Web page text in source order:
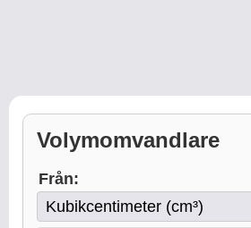
Volymomvandlare
Från: